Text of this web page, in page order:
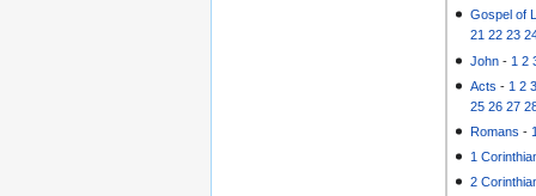
Gospel of
21 22 23
John - 1 2
Acts - 1 2
25 26 27
Romans -
1
2